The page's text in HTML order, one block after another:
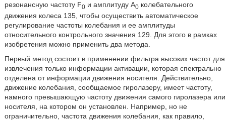
резонансную частоту F0и амплитуду А0колебательного
движения колеса 135, чтобы осуществить автоматическое
регулирование частоты колебания и ее амплитуды
относительного контрольного значения 129. Для этого в рамках
изобретения можно применить два метода.
Первый метод состоит в применении фильтра высоких частот для
извлечения только информации активации, которая спектрально
отделена от информации движения носителя. Действительно,
движение колебания, сообщаемое гиролазеру, имеет частоту,
намного превышающую частоту движения самого гиролазера или
носителя, на котором он установлен. Например, но не
ограничительно, частота движения колебания, как правило,